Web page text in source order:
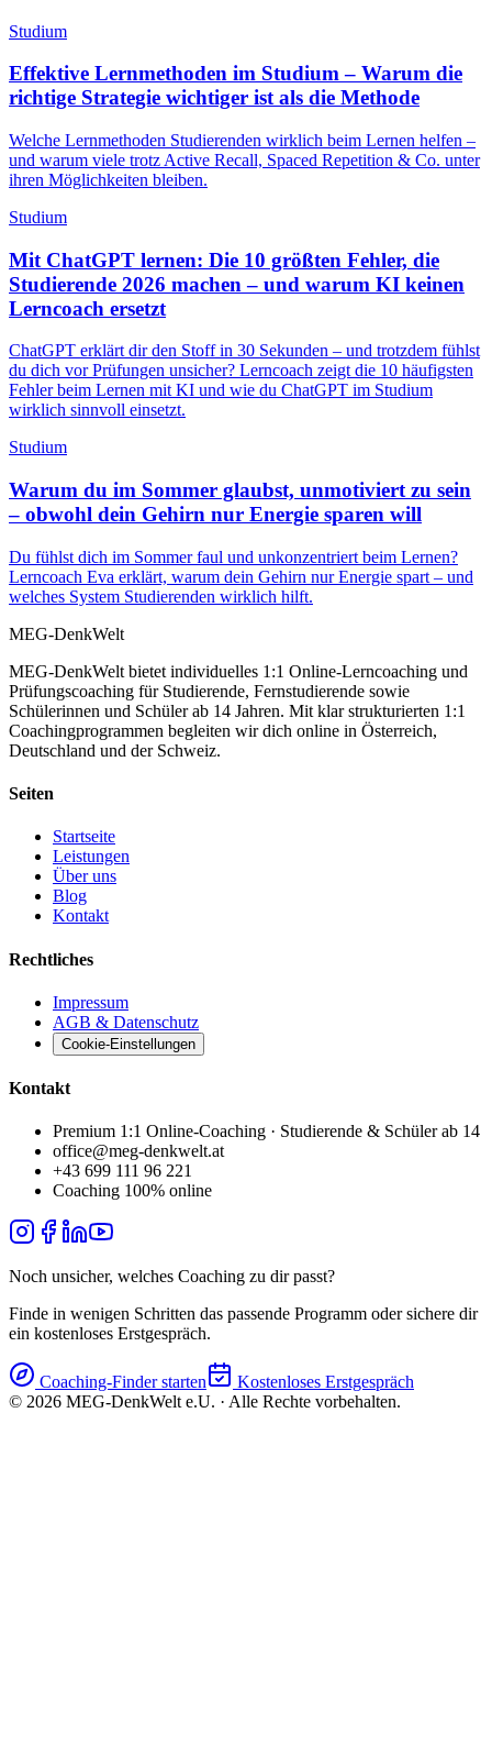
Studium
Effektive Lernmethoden im Studium – Warum die
richtige Strategie wichtiger ist als die Methode
Welche Lernmethoden Studierenden wirklich beim Lernen helfen –
und warum viele trotz Active Recall, Spaced Repetition & Co. unter
ihren Möglichkeiten bleiben.
Studium
Mit ChatGPT lernen: Die 10 größten Fehler, die
Studierende 2026 machen – und warum KI keinen
Lerncoach ersetzt
ChatGPT erklärt dir den Stoff in 30 Sekunden – und trotzdem fühlst
du dich vor Prüfungen unsicher? Lerncoach zeigt die 10 häufigsten
Fehler beim Lernen mit KI und wie du ChatGPT im Studium
wirklich sinnvoll einsetzt.
Studium
Warum du im Sommer glaubst, unmotiviert zu sein
– obwohl dein Gehirn nur Energie sparen will
Du fühlst dich im Sommer faul und unkonzentriert beim Lernen?
Lerncoach Eva erklärt, warum dein Gehirn nur Energie spart – und
welches System Studierenden wirklich hilft.
MEG-DenkWelt
MEG-DenkWelt bietet individuelles 1:1 Online-Lerncoaching und
Prüfungscoaching für Studierende, Fernstudierende sowie
Schülerinnen und Schüler ab 14 Jahren. Mit klar strukturierten 1:1
Coachingprogrammen begleiten wir dich online in Österreich,
Deutschland und der Schweiz.
Seiten
Startseite
Leistungen
Über uns
Blog
Kontakt
Rechtliches
Impressum
AGB & Datenschutz
Cookie-Einstellungen
Kontakt
Premium 1:1 Online-Coaching · Studierende & Schüler ab 14
office@meg-denkwelt.at
+43 699 111 96 221
Coaching 100% online
Noch unsicher, welches Coaching zu dir passt?
Finde in wenigen Schritten das passende Programm oder sichere dir
ein kostenloses Erstgespräch.
Coaching-Finder starten
Kostenloses Erstgespräch
© 2026 MEG-DenkWelt e.U. · Alle Rechte vorbehalten.